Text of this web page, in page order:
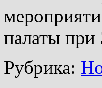
палаты при
Рубрика: